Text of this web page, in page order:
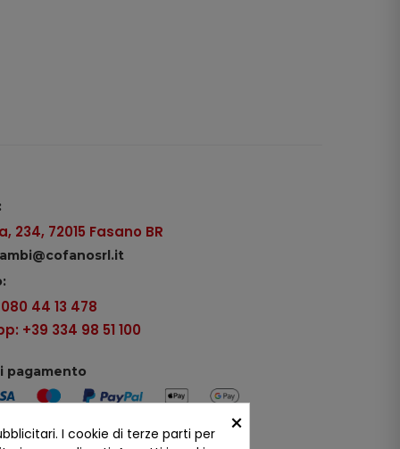
234, 72015 Fasano BR
44 13 478
+39 334 98 51 100
pagamento
social ×
I cookie di terze parti per